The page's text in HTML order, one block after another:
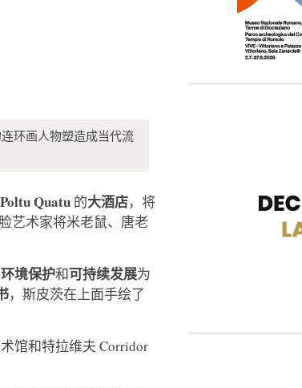
环画人物塑造成当代流
Poltu Quatu 的大酒店，将
艺术家将米老鼠、唐老
环境保护和可持续发展为
，斯皮茨在上面手绘了
馆和特拉维夫 Corridor